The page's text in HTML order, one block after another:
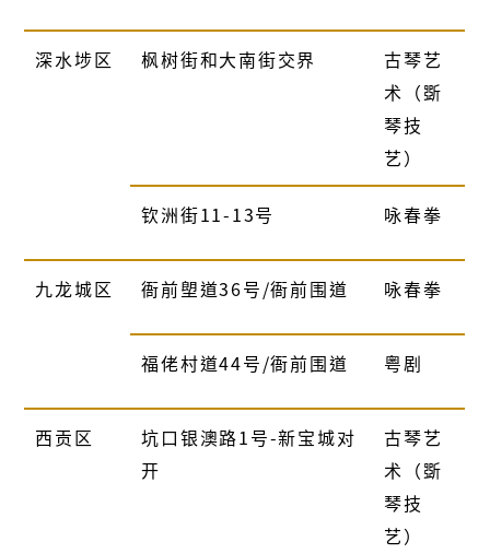
深水埗区 枫树街和大南街交界
古琴艺
术（斲
琴技
艺）
钦洲街11-13号 咏春拳
九龙城区 衙前塱道36号/衙前围道 咏春拳
福佬村道44号/衙前围道 粤剧
西贡区 坑口银澳路1号-新宝城对
开
古琴艺
术（斲
琴技
艺）